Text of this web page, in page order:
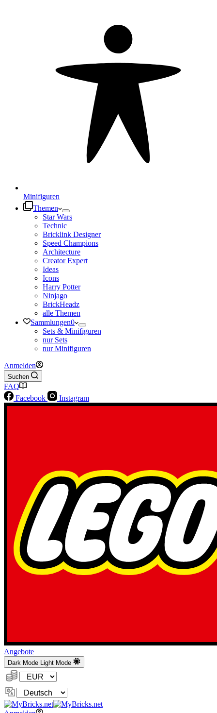
Minifiguren
Themen
Star Wars
Technic
Bricklink Designer
Speed Champions
Architecture
Creator Expert
Ideas
Icons
Harry Potter
Ninjago
BrickHeadz
alle Themen
Sammlungen0
Sets & Minifiguren
nur Sets
nur Minifiguren
Anmelden
Suchen
FAQ
Facebook
Instagram
Angebote
Dark Mode Light Mode
Währung:
Sprache
ändern